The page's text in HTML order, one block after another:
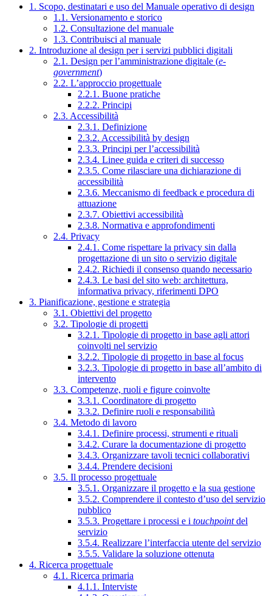
1. Scopo, destinatari e uso del Manuale operativo di design
1.1. Versionamento e storico
1.2. Consultazione del manuale
1.3. Contribuisci al manuale
2. Introduzione al design per i servizi pubblici digitali
2.1. Design per l’amministrazione digitale (e-
government)
2.2. L’approccio progettuale
2.2.1. Buone pratiche
2.2.2. Principi
2.3. Accessibilità
2.3.1. Definizione
2.3.2. Accessibilità by design
2.3.3. Principi per l’accessibilità
2.3.4. Linee guida e criteri di successo
2.3.5. Come rilasciare una dichiarazione di
accessibilità
2.3.6. Meccanismo di feedback e procedura di
attuazione
2.3.7. Obiettivi accessibilità
2.3.8. Normativa e approfondimenti
2.4. Privacy
2.4.1. Come rispettare la privacy sin dalla
progettazione di un sito o servizio digitale
2.4.2. Richiedi il consenso quando necessario
2.4.3. Le basi del sito web: architettura,
informativa privacy, riferimenti DPO
3. Pianificazione, gestione e strategia
3.1. Obiettivi del progetto
3.2. Tipologie di progetti
3.2.1. Tipologie di progetto in base agli attori
coinvolti nel servizio
3.2.2. Tipologie di progetto in base al focus
3.2.3. Tipologie di progetto in base all’ambito di
intervento
3.3. Competenze, ruoli e figure coinvolte
3.3.1. Coordinatore di progetto
3.3.2. Definire ruoli e responsabilità
3.4. Metodo di lavoro
3.4.1. Definire processi, strumenti e rituali
3.4.2. Curare la documentazione di progetto
3.4.3. Organizzare tavoli tecnici collaborativi
3.4.4. Prendere decisioni
3.5. Il processo progettuale
3.5.1. Organizzare il progetto e la sua gestione
3.5.2. Comprendere il contesto d’uso del servizio
pubblico
3.5.3. Progettare i processi e i touchpointdel
servizio
3.5.4. Realizzare l’interfaccia utente del servizio
3.5.5. Validare la soluzione ottenuta
4. Ricerca progettuale
4.1. Ricerca primaria
4.1.1. Interviste